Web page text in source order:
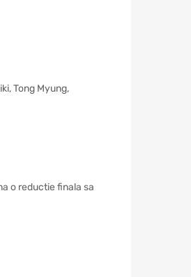
Tong Myung,
o reductie finala sa